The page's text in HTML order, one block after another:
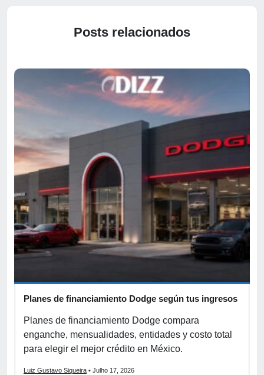
Posts relacionados
Planes de financiamiento Dodge según tus ingresos
Planes de financiamiento Dodge compara
enganche, mensualidades, entidades y costo total
para elegir el mejor crédito en México.
Luiz Gustavo Siqueira • Julho 17, 2026